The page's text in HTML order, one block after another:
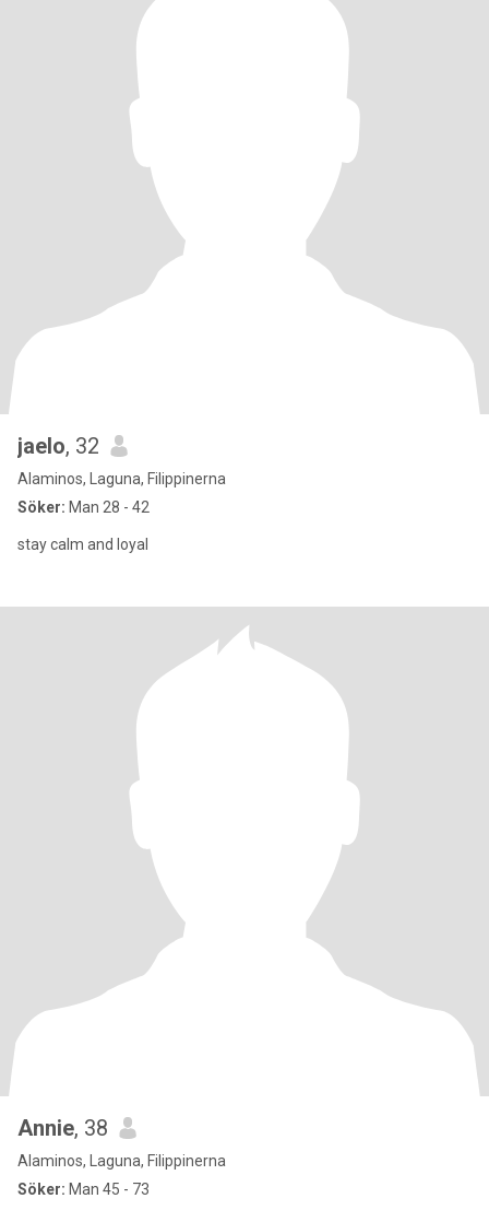
jaelo, 32
Alaminos, Laguna, Filippinerna
Söker: Man 28 - 42
stay calm and loyal
Annie, 38
Alaminos, Laguna, Filippinerna
Söker: Man 45 - 73